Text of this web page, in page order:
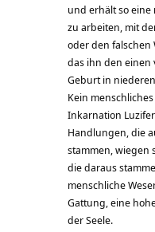
und erhält so eine
zu arbeiten, mit
oder den falschen
das ihn den einen
Geburt in
Kein
Inkarnation
Handlungen, die
stammen, wiegen
die daraus
menschliche
Gattung, eine
der Seele.